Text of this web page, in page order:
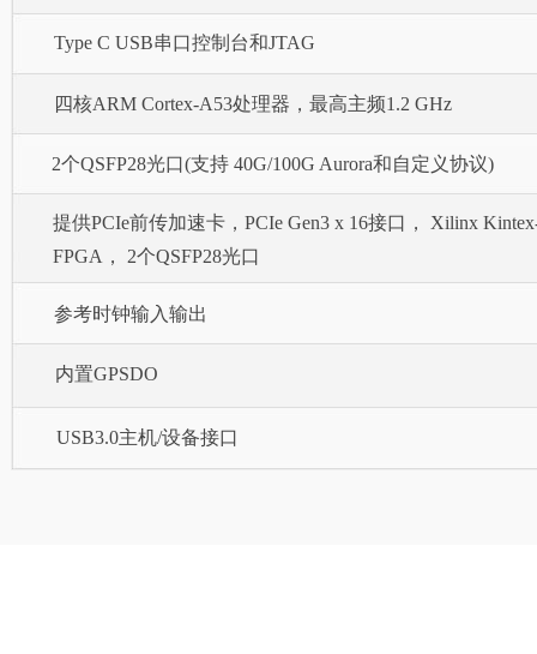
四核ARM Cortex-A53处理器，最高主频1.2 GHz
2个QSFP28光口(支持 40G/100G Aurora和自定义协议)
提供PCIe前传加速卡，PCIe Gen3 x 16接口， Xilinx
FPGA， 2个QSFP28光口
参考时钟输入输出
内置GPSDO
USB3.0主机/设备接口
Type C USB串口控制台和JTAG